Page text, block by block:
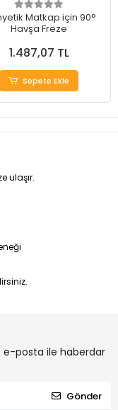
Matkap için 90°
Havşa Freze
1.487,07 TL
Sepete Ekle
ulaşır.
e-posta ile haberdar
Gönder